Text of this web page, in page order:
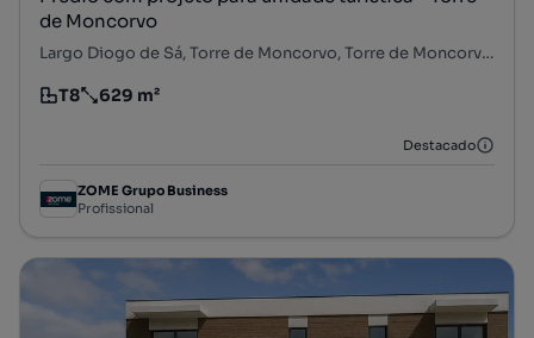
de Moncorvo
Largo Diogo de Sá, Torre de Moncorvo, Torre de Moncorvo, Bragança
Tipologia
T8
Preço por metro quadrado
629 m²
Destacado
ZOME Grupo Business
Profissional